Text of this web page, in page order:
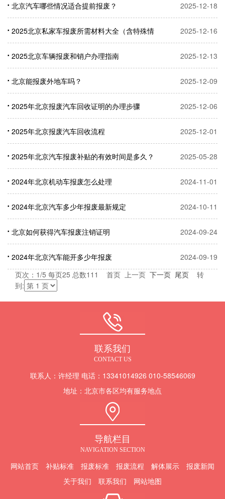
程详解 2025-12-18
北京汽车哪些情况适合提前报废？
2025-12-16
2025北京私家车报废所需材料大全（含特殊情
况+补贴材料） 2025-12-13
2025北京车辆报废和销户办理指南
2025-12-09
北京能报废外地车吗？
2025-12-06
2025年北京报废汽车回收证明的办理步骤
2025-12-01
2025年北京报废汽车回收流程
2025-05-28
2025年北京汽车报废补贴的有效时间是多久？
2024-11-01
2024年北京机动车报废怎么处理
2024-10-11
2024年北京汽车多少年报废最新规定
2024-09-24
北京如何获得汽车报废注销证明
2024-09-19
2024年北京汽车能开多少年报废
页次：1/5 每页25 总数111 首页 上一页 下一页 尾页 转
到:
联系我们
CONTACT US
联系人：许经理 电话：13341014926 010-58546069
地址：北京市各区均有服务地点
导航栏目
NAVIGATION SECTION
网站首页 补贴标准 报废标准 报废流程 解体展示
报废新闻
关于我们
联系我们 网站地图